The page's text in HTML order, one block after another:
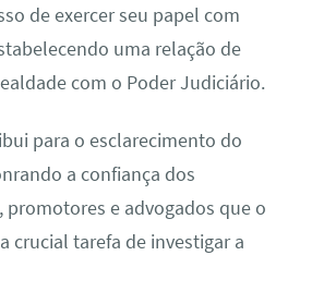
de exercer seu papel com
uma relação de
com o Poder Judiciário.
para o esclarecimento do
a confiança dos
promotores e advogados que o
crucial tarefa de investigar a